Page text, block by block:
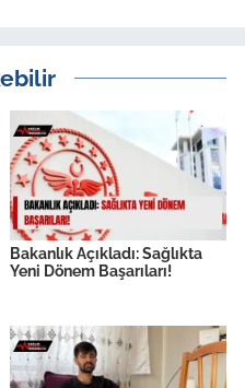
Bakanlık Açıkladı: Sağlıkta
Yeni Dönem Başarıları!